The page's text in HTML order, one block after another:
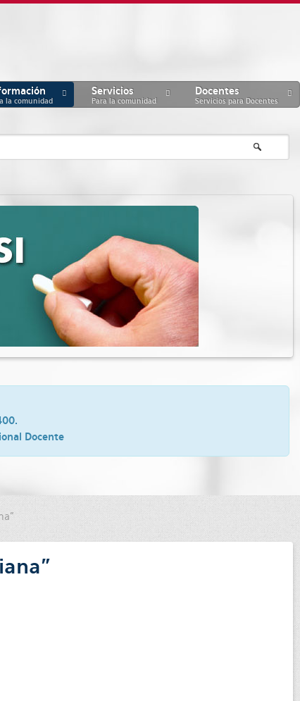
la comunidad
Servicios
Para la comunidad
Docentes
Servicios para Docentes
Docente